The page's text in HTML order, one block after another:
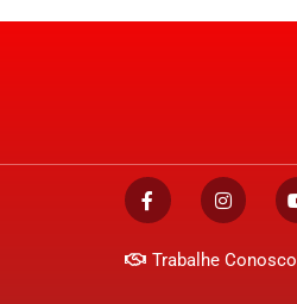
Trabalhe Conosco